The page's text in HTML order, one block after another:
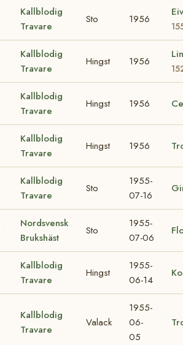
Kallblodig
Travare
Sto 1956
Kallblodig
Travare
Hingst 1956
Kallblodig
Travare
Hingst 1956
Kallblodig
Travare
Hingst 1956
Kallblodig
Travare
Sto
1955-
07-16
Nordsvensk
Brukshäst
Sto
1955-
07-06
Kallblodig
Travare
Hingst
1955-
06-14
Kallblodig
Travare
Valack
1955-
06-
05